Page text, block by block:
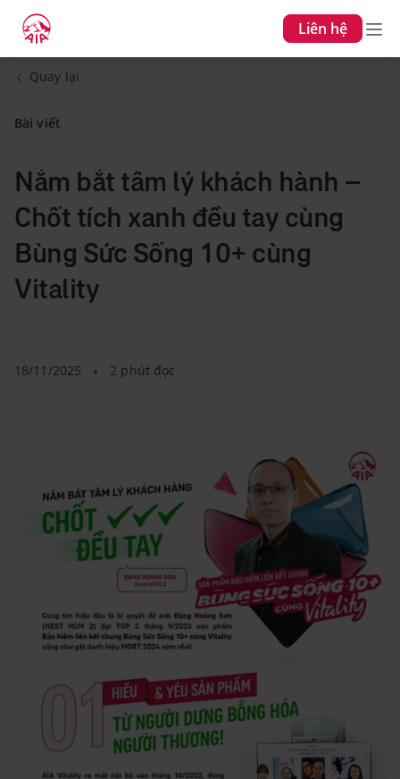
Liên hệ
Quay lại
Bài viết
Nắm bắt tâm lý khách hành –
Chốt tích xanh đều tay cùng
Bùng Sức Sống 10+ cùng
Vitality
18/11/2025 2 phút đọc